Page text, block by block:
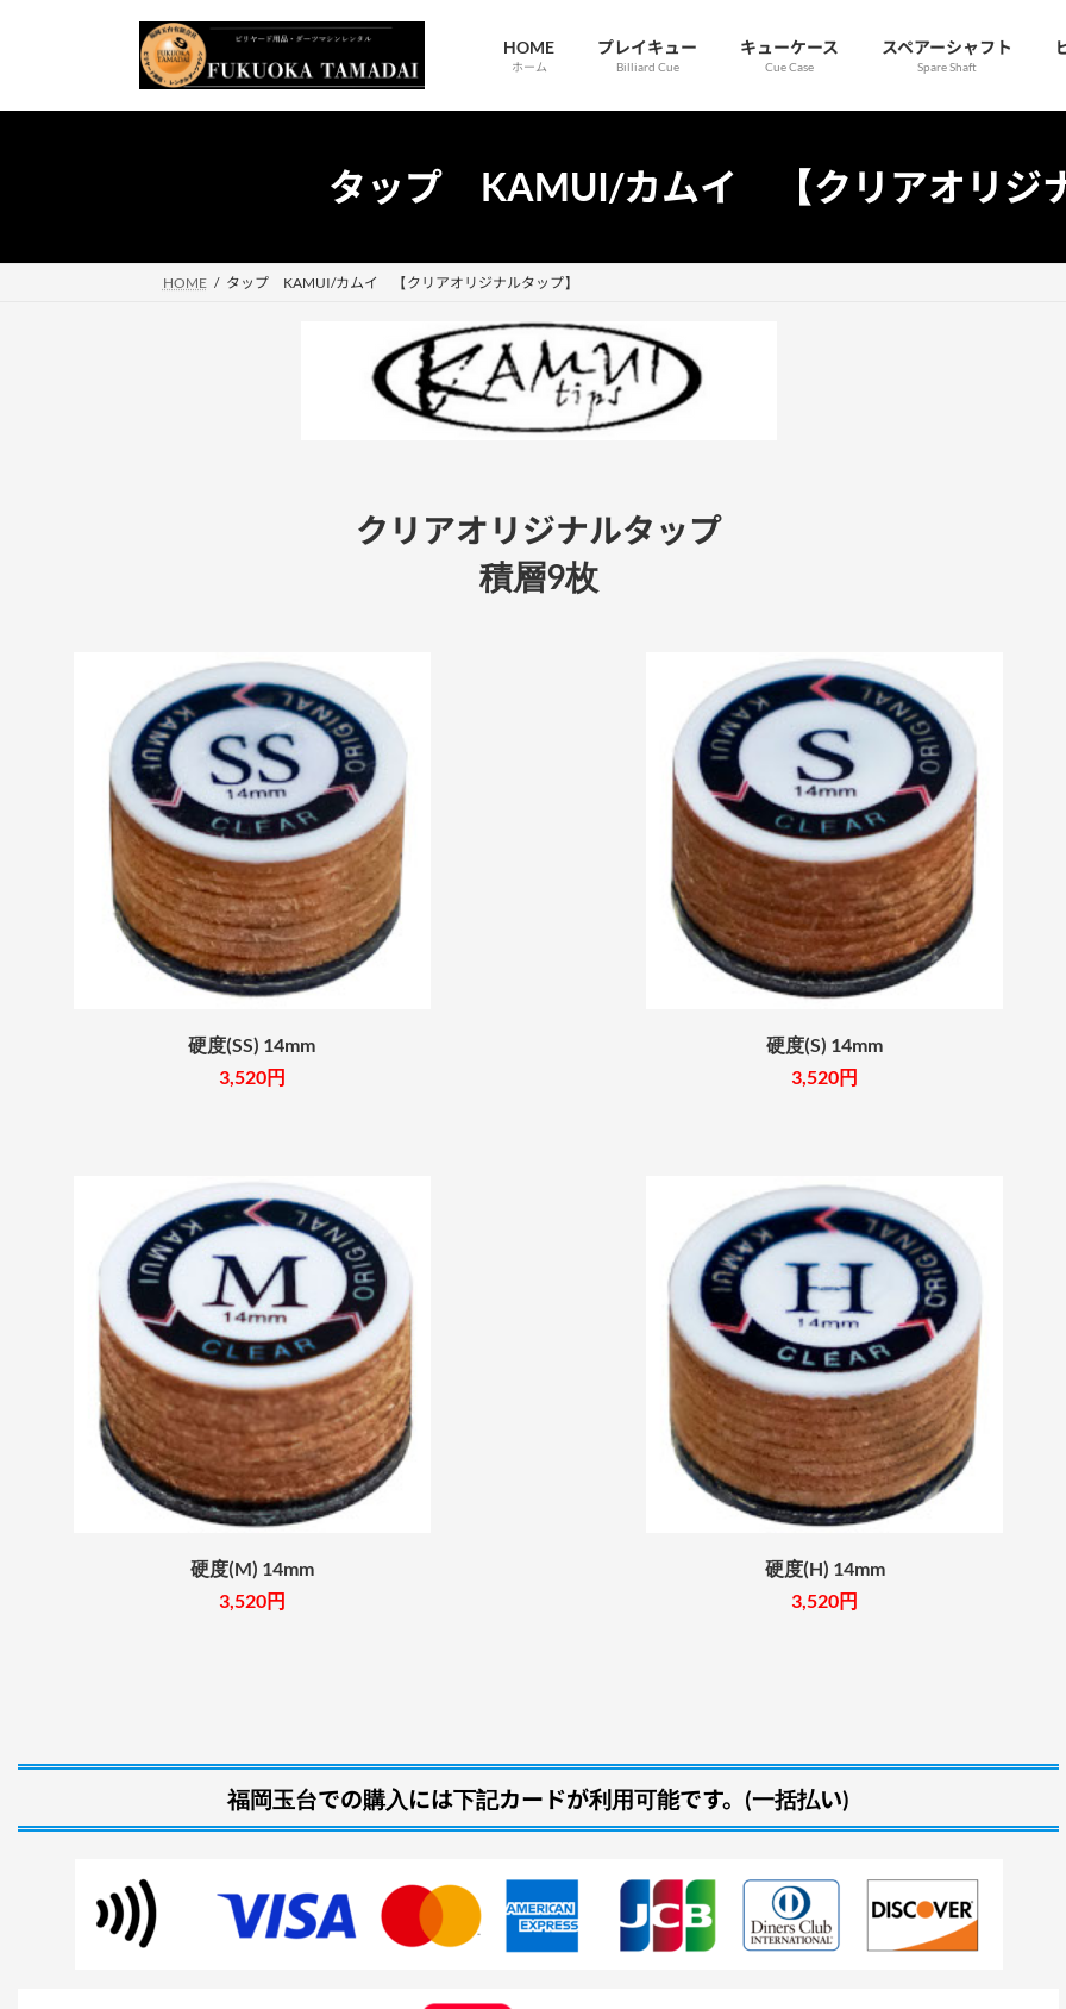
プ
動
HOME
ホーム
プレイキュー
Billiard Cue
キューケース
Cue Case
スペアーシャフト
Spare Shaft
タップ KAMUI/カムイ 【クリアオリジナ
HOME タップ KAMUI/カムイ 【クリアオリジナルタップ】
クリアオリジナルタップ
積層9枚
硬度(SS) 14mm
3,520円
硬度(S) 14mm
3,520円
硬度(M) 14mm
3,520円
硬度(H) 14mm
3,520円
福岡玉台での購入には下記カードが利用可能です。(一括払い)